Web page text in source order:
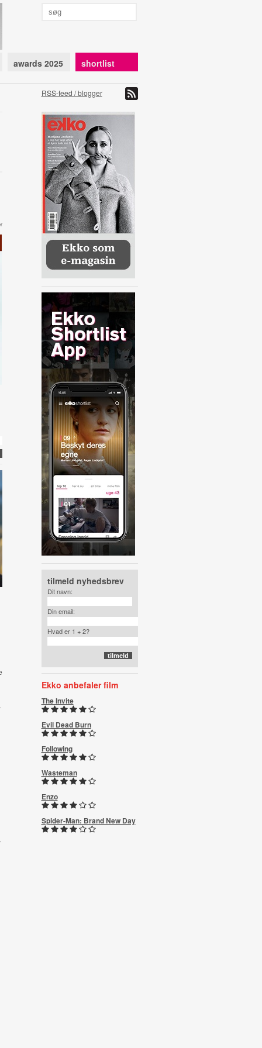
awards 2025 shortlist
RSS-feed / blogger
tilmeld nyhedsbrev
Dit navn:
Din email:
Hvad er 1 + 2?
Ekko anbefaler film
The Invite
Evil Dead Burn
Following
Wasteman
Enzo
Spider-Man: Brand New Day